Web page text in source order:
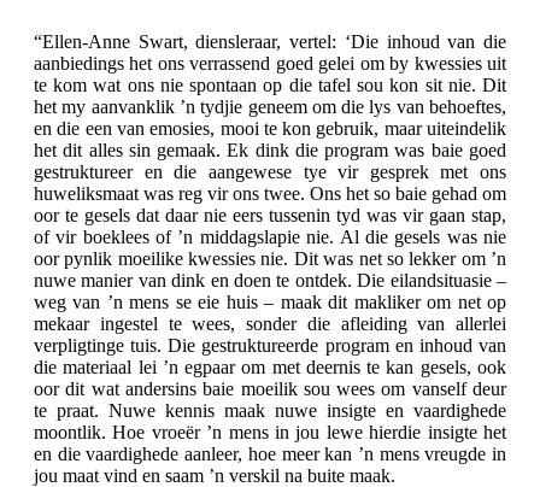
“Ellen-Anne Swart, diensleraar, vertel: ‘Die inhoud van die
aanbiedings het ons verrassend goed gelei om by kwessies uit
te kom wat ons nie spontaan op die tafel sou kon sit nie. Dit
het my aanvanklik ’n tydjie geneem om die lys van behoeftes,
en die een van emosies, mooi te kon gebruik, maar uiteindelik
het dit alles sin gemaak. Ek dink die program was baie goed
gestruktureer en die aangewese tye vir gesprek met ons
huweliksmaat was reg vir ons twee. Ons het so baie gehad om
oor te gesels dat daar nie eers tussenin tyd was vir gaan stap,
of vir boeklees of ’n middagslapie nie. Al die gesels was nie
oor pynlik moeilike kwessies nie. Dit was net so lekker om ’n
nuwe manier van dink en doen te ontdek. Die eilandsituasie –
weg van ’n mens se eie huis – maak dit makliker om net op
mekaar ingestel te wees, sonder die afleiding van allerlei
verpligtinge tuis. Die gestruktureerde program en inhoud van
die materiaal lei ’n egpaar om met deernis te kan gesels, ook
oor dit wat andersins baie moeilik sou wees om vanself deur
te praat. Nuwe kennis maak nuwe insigte en vaardighede
moontlik. Hoe vroeër ’n mens in jou lewe hierdie insigte het
en die vaardighede aanleer, hoe meer kan ’n mens vreugde in
jou maat vind en saam ’n verskil na buite maak.